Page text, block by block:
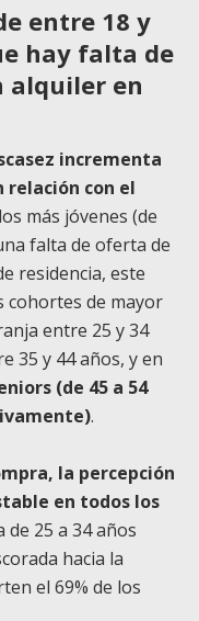
entre 18 y
hay falta de
alquiler en
incrementa
relación con el
más jóvenes (de
falta de oferta de
residencia, este
cohortes de mayor
entre 25 y 34
35 y 44 años, y en
(de 45 a 54
.
la percepción
en todos los
de 25 a 34 años
hacia la
el 69% de los